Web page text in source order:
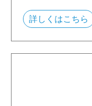
詳しくはこちら